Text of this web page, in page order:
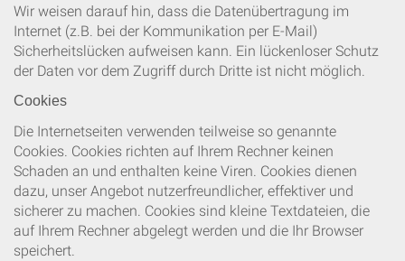
Wir weisen darauf hin, dass die Datenübertragung im
Internet (z.B. bei der Kommunikation per E-Mail)
Sicherheitslücken aufweisen kann. Ein lückenloser Schutz
der Daten vor dem Zugriff durch Dritte ist nicht möglich.
Cookies
Die Internetseiten verwenden teilweise so genannte
Cookies. Cookies richten auf Ihrem Rechner keinen
Schaden an und enthalten keine Viren. Cookies dienen
dazu, unser Angebot nutzerfreundlicher, effektiver und
sicherer zu machen. Cookies sind kleine Textdateien, die
auf Ihrem Rechner abgelegt werden und die Ihr Browser
speichert.